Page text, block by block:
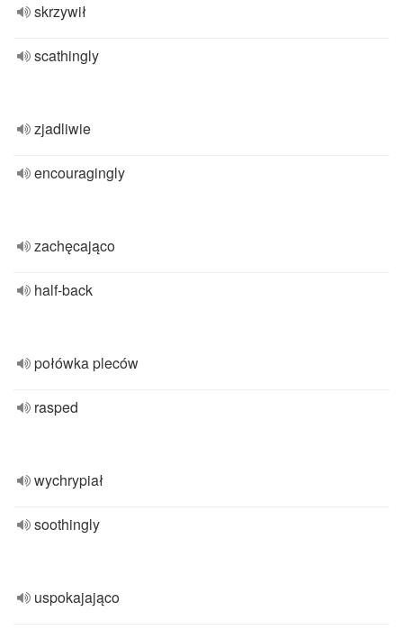
skrzywił
scathingly
zjadliwie
encouragingly
zachęcająco
half-back
połówka pleców
rasped
wychrypiał
soothingly
uspokajająco